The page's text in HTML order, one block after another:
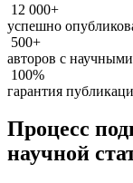
12 000+
успешно
500+
авторов с
100%
гарантия
Процесс
научной